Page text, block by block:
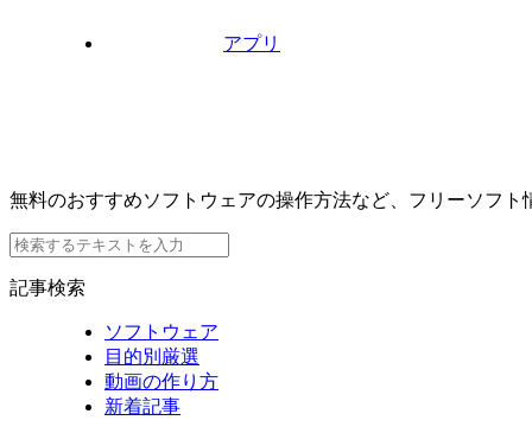
アプリ
無料のおすすめソフトウェアの操作方法など、フリーソフト
記事検索
ソフトウェア
目的別厳選
動画の作り方
新着記事